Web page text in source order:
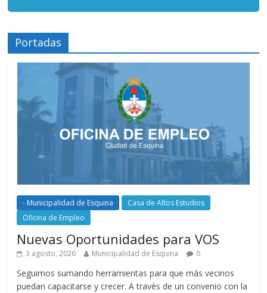
Portadas
- Municipalidad de Esquina
Casa de Altos Estudios
Oficina de Empleo
Nuevas Oportunidades para VOS
3 agosto, 2026 Municipalidad de Esquina 0
Seguimos sumando herramientas para que más vecinos
puedan capacitarse y crecer. A través de un convenio con la